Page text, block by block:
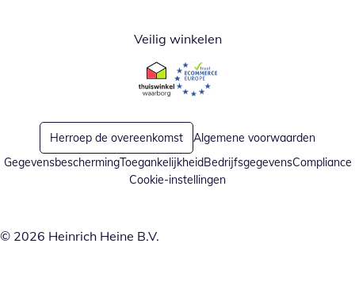
Veilig winkelen
Opent in nieuw venster
Opent in nieuw venster
Herroep de overeenkomst
Algemene voorwaarden
GegevensbeschermingToegankelijkheidBedrijfsgegevensCompliance
Cookie-instellingen
© 2026 Heinrich Heine B.V.